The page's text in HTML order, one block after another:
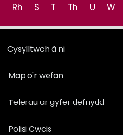
Rh
S T Th U W
Cysylltwch â ni
Map o'r wefan
Telerau ar gyfer defnydd
Polisi Cwcis